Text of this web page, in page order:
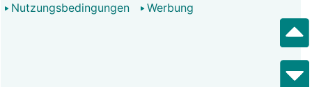
Nutzungsbedingungen
Werbung